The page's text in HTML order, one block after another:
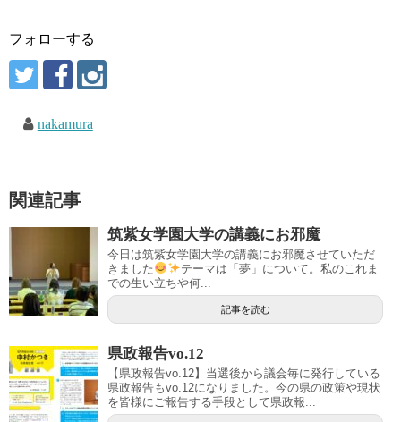
フォローする
nakamura
関連記事
筑紫女学園大学の講義にお邪魔
今日は筑紫女学園大学の講義にお邪魔させていただ
きました
テーマは「夢」について。私のこれま
での生い立ちや何...
記事を読む
県政報告vo.12
【県政報告vo.12】当選後から議会毎に発行している
県政報告もvo.12になりました。今の県の政策や現状
を皆様にご報告する手段として県政報...